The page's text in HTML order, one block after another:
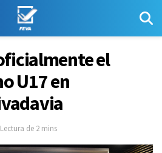
el
U17 en
de 2 mins